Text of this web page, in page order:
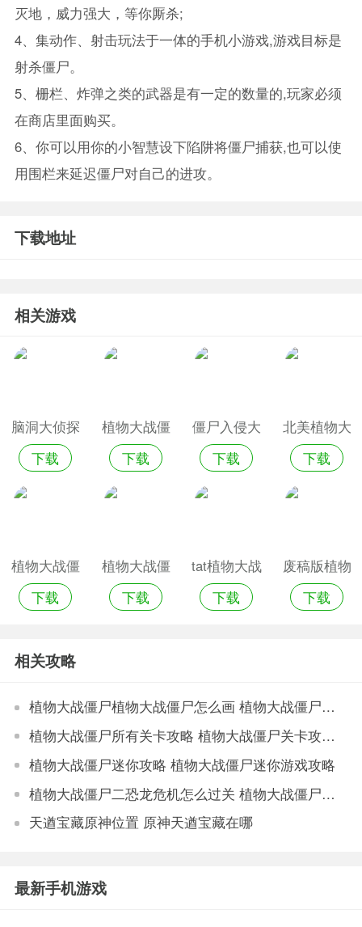
灭地，威力强大，等你厮杀;
4、集动作、射击玩法于一体的手机小游戏,游戏目标是
射杀僵尸。
5、栅栏、炸弹之类的武器是有一定的数量的,玩家必须
在商店里面购买。
6、你可以用你的小智慧设下陷阱将僵尸捕获,也可以使
用围栏来延迟僵尸对自己的进攻。
下载地址
相关游戏
脑洞大侦探
僵尸大作战
下载
植物大战僵
尸2未来的
下载
僵尸入侵大
作战手机游
下载
北美植物大
战僵尸
下载
植物大战僵
尸1手机破
下载
植物大战僵
尸1手机版
下载
tat植物大战
僵尸手机版
下载
废稿版植物
大战僵尸
下载
相关攻略
植物大战僵尸植物大战僵尸怎么画 植物大战僵尸植物大战僵尸画法
植物大战僵尸所有关卡攻略 植物大战僵尸关卡攻略大全
植物大战僵尸迷你攻略 植物大战僵尸迷你游戏攻略
植物大战僵尸二恐龙危机怎么过关 植物大战僵尸二恐龙危机过关攻略
天遒宝藏原神位置 原神天遒宝藏在哪
最新手机游戏